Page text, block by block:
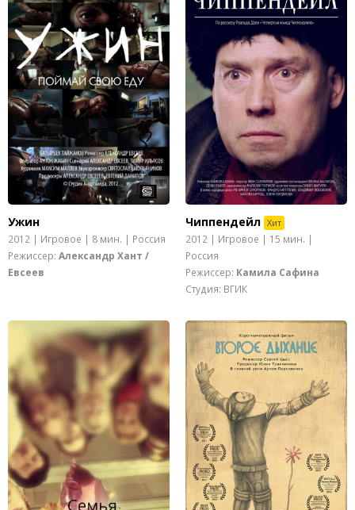
Ужин
2012 | Игровое | 8 мин. | Россия
Режиссер: Александр Хант /
Евсеев
Чиппендейл Хит
2012 | Игровое | 15 мин. |
Россия
Режиссер: Камила Сафина
Студия: ВГИК